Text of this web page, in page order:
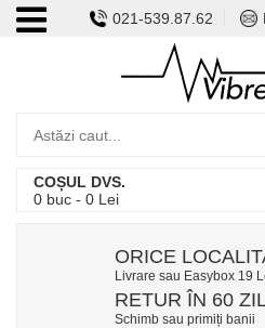
021-539.87.62
COȘUL DVS.
0 buc - 0 Lei
ORICE
Livrare sau Easybox 19
RETUR ÎN 60
Schimb sau primiți banii